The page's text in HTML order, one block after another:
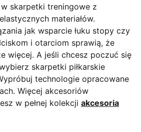
skarpetki treningowe z
materiałów.
jak wsparcie łuku stopy czy
i otarciom sprawią, że
więcej. A jeśli chcesz poczuć się
skarpetki piłkarskie
technologie opracowane
Więcej akcesoriów
w pełnej kolekcji akcesoria